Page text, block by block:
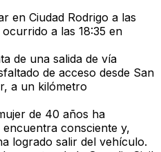
en Ciudad Rodrigo a las
a las 18:35 en
de una salida de vía
de acceso desde San
a un kilómetro
de 40 años ha
consciente y,
logrado salir del vehículo.